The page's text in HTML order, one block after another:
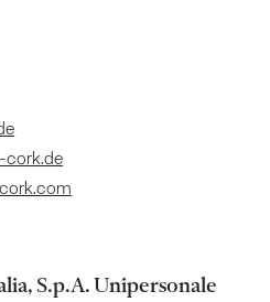
cork.de
S.p.A. Unipersonale